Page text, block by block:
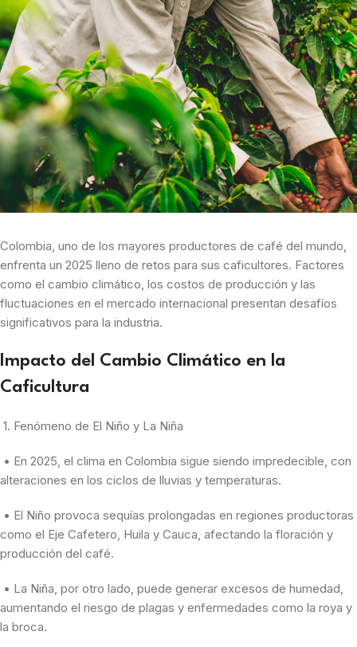
Colombia, uno de los mayores productores de café del mundo,
enfrenta un 2025 lleno de retos para sus caficultores. Factores
como el cambio climático, los costos de producción y las
fluctuaciones en el mercado internacional presentan desafíos
significativos para la industria.
Impacto del Cambio Climático en la
Caficultura
1. Fenómeno de El Niño y La Niña
• En 2025, el clima en Colombia sigue siendo impredecible, con
alteraciones en los ciclos de lluvias y temperaturas.
• El Niño provoca sequías prolongadas en regiones productoras
como el Eje Cafetero, Huila y Cauca, afectando la floración y
producción del café.
• La Niña, por otro lado, puede generar excesos de humedad,
aumentando el riesgo de plagas y enfermedades como la roya y
la broca.